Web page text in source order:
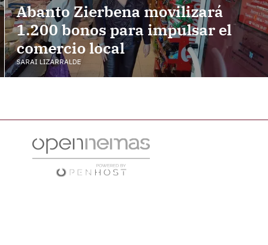
Abanto Zierbena movilizará
1.200 bonos para impulsar el
comercio local
SARAI LIZARRALDE